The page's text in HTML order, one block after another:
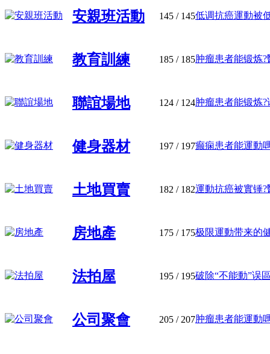
安親班活動 145 / 145低调抗癌運動被
教育訓練 185 / 185肿瘤患者能锻炼
聯誼場地 124 / 124肿瘤患者能锻炼
健身器材 197 / 197癫痫患者能運動
土地買賣 182 / 182運動抗癌被實锤
房地產 175 / 175极限運動带来的
法拍屋 195 / 195破除“不能動”误
公司聚會 205 / 207肿瘤患者能運動